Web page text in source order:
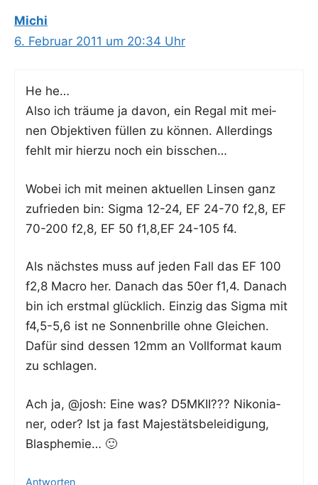
Michi
6. Februar 2011 um 20:34 Uhr
He he…
Also ich träu­me ja davon, ein Regal mit mei­
nen Objek­ti­ven fül­len zu kön­nen. Aller­dings
fehlt mir hier­zu noch ein bisschen…
Wobei ich mit mei­nen aktu­el­len Lin­sen ganz
zufrie­den bin: Sig­ma 12-24, EF 24-70 f2,8, EF
70-200 f2,8, EF 50 f1,8,EF 24-105 f4.
Als nächs­tes muss auf jeden Fall das EF 100
f2,8 Macro her. Danach das 50er f1,4. Danach
bin ich erst­mal glück­lich. Ein­zig das Sig­ma mit
f4,5-5,6 ist ne Son­nen­bril­le ohne Glei­chen.
Dafür sind des­sen 12mm an Voll­for­mat kaum
zu schlagen.
Ach ja, @josh: Eine was? D5MKII??? Niko­nia­
ner, oder? Ist ja fast Majes­täts­be­lei­di­gung,
Blasphemie… 🙂
Antworten